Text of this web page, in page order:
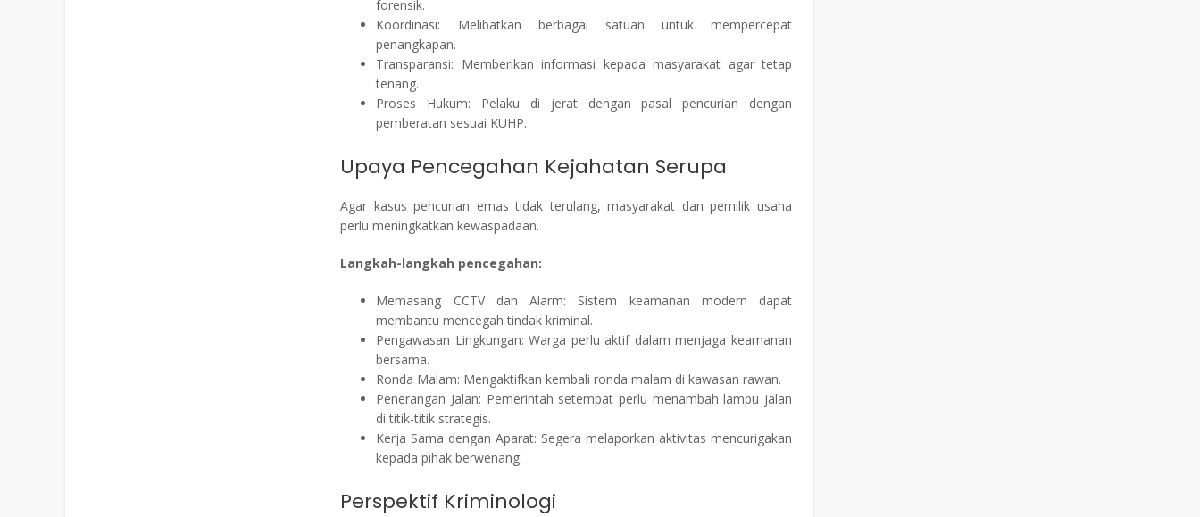
forensik.
Koordinasi: Melibatkan berbagai satuan untuk mempercepat
penangkapan.
Transparansi: Memberikan informasi kepada masyarakat agar tetap
tenang.
Proses Hukum: Pelaku di jerat dengan pasal pencurian dengan
pemberatan sesuai KUHP.
Upaya Pencegahan Kejahatan Serupa
Agar kasus pencurian emas tidak terulang, masyarakat dan pemilik usaha
perlu meningkatkan kewaspadaan.
Langkah-langkah pencegahan:
Memasang CCTV dan Alarm: Sistem keamanan modern dapat
membantu mencegah tindak kriminal.
Pengawasan Lingkungan: Warga perlu aktif dalam menjaga keamanan
bersama.
Ronda Malam: Mengaktifkan kembali ronda malam di kawasan rawan.
Penerangan Jalan: Pemerintah setempat perlu menambah lampu jalan
di titik-titik strategis.
Kerja Sama dengan Aparat: Segera melaporkan aktivitas mencurigakan
kepada pihak berwenang.
Perspektif Kriminologi